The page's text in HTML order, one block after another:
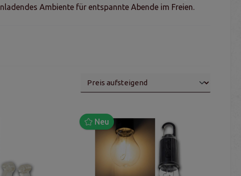
Ambiente für entspannte Abende im Freien.
Neu